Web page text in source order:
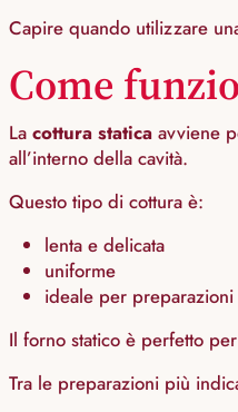
Capire quando utilizzare
Come
La cottura statica avviene
all’interno della cavità.
Questo tipo di cottura è:
lenta e delicata
uniforme
ideale per
Il forno statico è perfetto
Tra le preparazioni più